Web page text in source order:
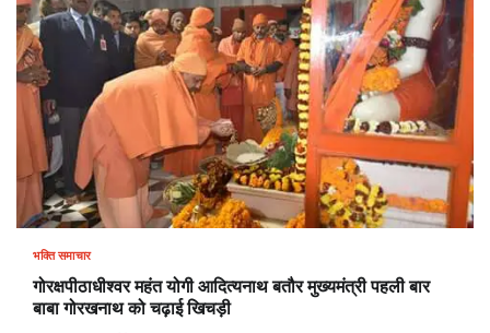
भक्ति समाचार
गोरक्षपीठाधीश्वर महंत योगी आदित्यनाथ बतौर मुख्यमंत्री पहली बार
बाबा गोरखनाथ को चढ़ाई खिचड़ी